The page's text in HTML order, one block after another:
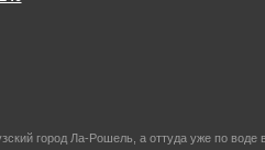
город Ла-Рошель, а оттуда уже по воде